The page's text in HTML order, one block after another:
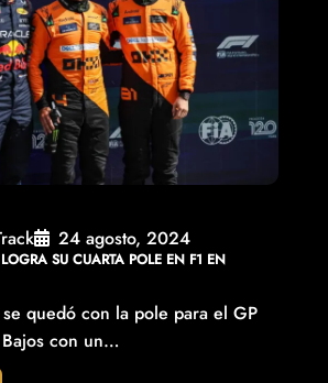
24 agosto, 2024
SU CUARTA POLE EN F1 EN
quedó con la pole para el GP
con un…